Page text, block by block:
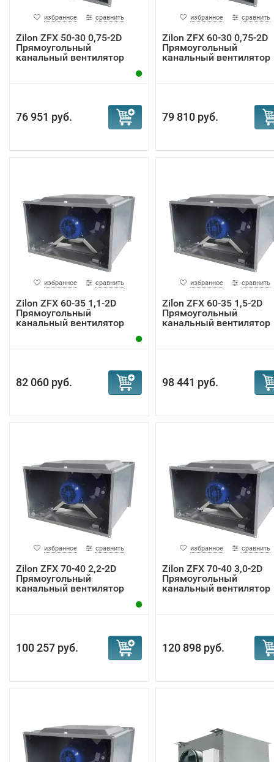
избранное сравнить
Zilon ZFX 50-30 0,75-2D
Прямоугольный
канальный вентилятор
76 951 руб.
избранное сравнить
Zilon ZFX 60-30 0,75-2D
Прямоугольный
канальный вентилятор
79 810 руб.
избранное сравнить
Zilon ZFX 60-35 1,1-2D
Прямоугольный
канальный вентилятор
82 060 руб.
избранное сравнить
Zilon ZFX 60-35 1,5-2D
Прямоугольный
канальный вентилятор
98 441 руб.
избранное сравнить
Zilon ZFX 70-40 2,2-2D
Прямоугольный
канальный вентилятор
100 257 руб.
избранное сравнить
Zilon ZFX 70-40 3,0-2D
Прямоугольный
канальный вентилятор
120 898 руб.